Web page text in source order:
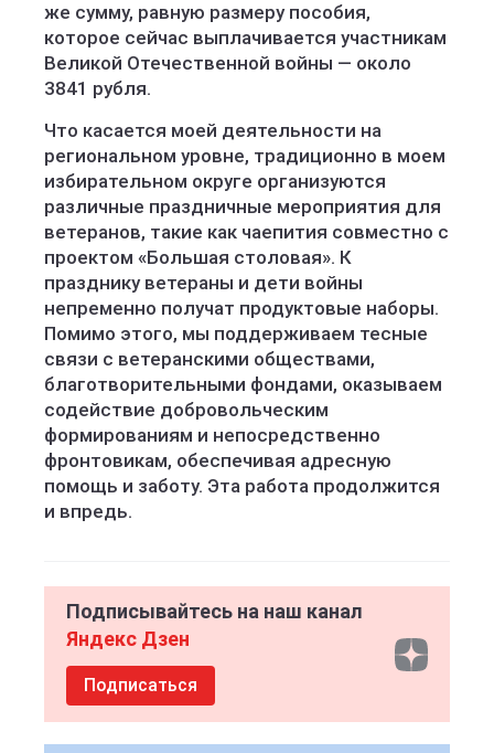
же сумму, равную размеру пособия,
которое сейчас выплачивается участникам
Великой Отечественной войны — около
3841 рубля.
Что касается моей деятельности на
региональном уровне, традиционно в моем
избирательном округе организуются
различные праздничные мероприятия для
ветеранов, такие как чаепития совместно с
проектом «Большая столовая». К
празднику ветераны и дети войны
непременно получат продуктовые наборы.
Помимо этого, мы поддерживаем тесные
связи с ветеранскими обществами,
благотворительными фондами, оказываем
содействие добровольческим
формированиям и непосредственно
фронтовикам, обеспечивая адресную
помощь и заботу. Эта работа продолжится
и впредь.
Подписывайтесь на наш канал
Яндекс Дзен
Подписаться